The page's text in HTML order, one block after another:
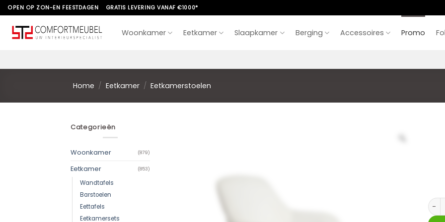
Skip
to
content
OPEN OP ZON-EN FEESTDAGEN GRATIS LEVERING VANAF €1000*
Woonkamer Eetkamer Slaapkamer Berging Accessoires Promo
Home / Eetkamer / Eetkamerstoelen
Categorieën
Woonkamer (879)
Eetkamer (853)
Wandtafels
Barstoelen
Eettafels
Eetkamersets
Stoel